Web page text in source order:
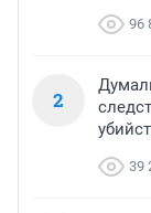
96
2
39